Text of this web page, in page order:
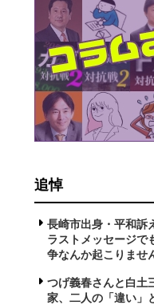
追悼
長崎市出身・平和
ラストメッセージ
争なんか起こりませ
つげ義春さんと白
家、二人の「違い」